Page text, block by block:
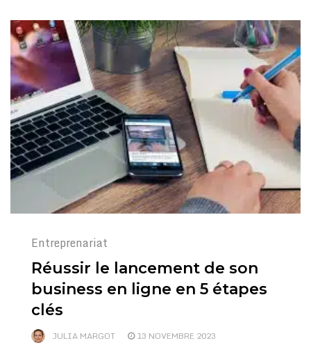
Entreprenariat
Réussir le lancement de son
business en ligne en 5 étapes
clés
JULIA MARGOT 13 NOVEMBRE 2023